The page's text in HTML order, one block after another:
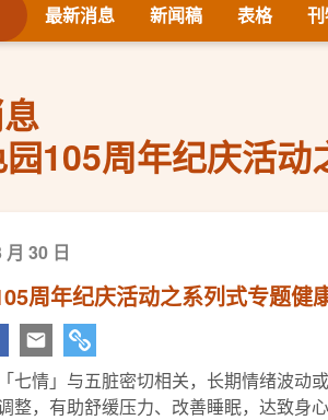
最新消息 新闻稿 表格
105周年纪庆活动
30 日
周年纪庆活动之系列式专题健
七情」与五脏密切相关，长期情绪波动
整，有助舒缓压力、改善睡眠，达致身心